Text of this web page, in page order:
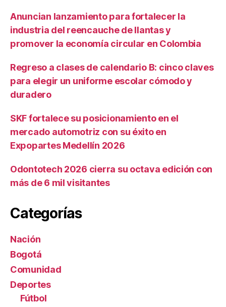
Anuncian lanzamiento para fortalecer la
industria del reencauche de llantas y
promover la economía circular en Colombia
Regreso a clases de calendario B: cinco claves
para elegir un uniforme escolar cómodo y
duradero
SKF fortalece su posicionamiento en el
mercado automotriz con su éxito en
Expopartes Medellín 2026
Odontotech 2026 cierra su octava edición con
más de 6 mil visitantes
Categorías
Nación
Bogotá
Comunidad
Deportes
Fútbol